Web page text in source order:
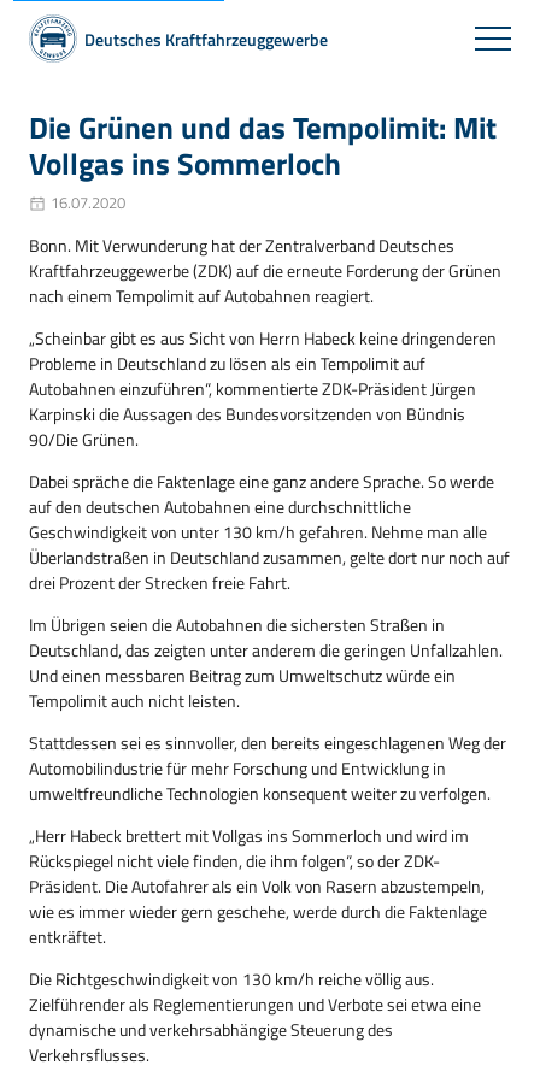
Deutsches Kraftfahrzeuggewerbe
Die Grünen und das Tempolimit: Mit
Vollgas ins Sommerloch
16.07.2020
Bonn. Mit Verwunderung hat der Zentralverband Deutsches
Kraftfahrzeuggewerbe (ZDK) auf die erneute Forderung der Grünen
nach einem Tempolimit auf Autobahnen reagiert.
„Scheinbar gibt es aus Sicht von Herrn Habeck keine dringenderen
Probleme in Deutschland zu lösen als ein Tempolimit auf
Autobahnen einzuführen“, kommentierte ZDK-Präsident Jürgen
Karpinski die Aussagen des Bundesvorsitzenden von Bündnis
90/Die Grünen.
Dabei spräche die Faktenlage eine ganz andere Sprache. So werde
auf den deutschen Autobahnen eine durchschnittliche
Geschwindigkeit von unter 130 km/h gefahren. Nehme man alle
Überlandstraßen in Deutschland zusammen, gelte dort nur noch auf
drei Prozent der Strecken freie Fahrt.
Im Übrigen seien die Autobahnen die sichersten Straßen in
Deutschland, das zeigten unter anderem die geringen Unfallzahlen.
Und einen messbaren Beitrag zum Umweltschutz würde ein
Tempolimit auch nicht leisten.
Stattdessen sei es sinnvoller, den bereits eingeschlagenen Weg der
Automobilindustrie für mehr Forschung und Entwicklung in
umweltfreundliche Technologien konsequent weiter zu verfolgen.
„Herr Habeck brettert mit Vollgas ins Sommerloch und wird im
Rückspiegel nicht viele finden, die ihm folgen“, so der ZDK-
Präsident. Die Autofahrer als ein Volk von Rasern abzustempeln,
wie es immer wieder gern geschehe, werde durch die Faktenlage
entkräftet.
Die Richtgeschwindigkeit von 130 km/h reiche völlig aus.
Zielführender als Reglementierungen und Verbote sei etwa eine
dynamische und verkehrsabhängige Steuerung des
Verkehrsflusses.